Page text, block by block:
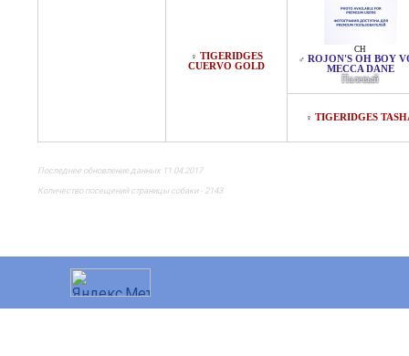
♀ TIGERIDGES
CUERVO GOLD
CH
♂ ROJON'S OH BOY
MECCA DANE
Палевый
♀ TIGERIDGES
Последнее обновление данных 11.04.2017
Количество посещений страницы собаки - 2143